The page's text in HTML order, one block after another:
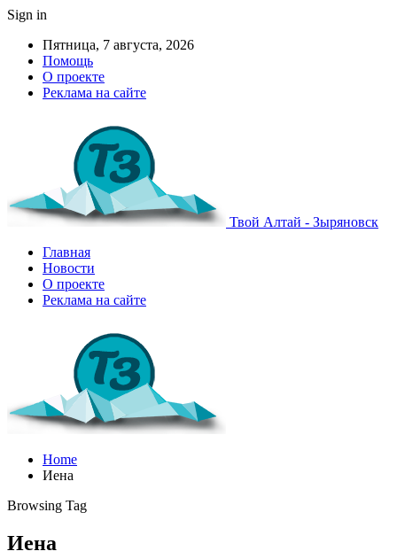
Sign in
Пятница, 7 августа, 2026
Помощь
О проекте
Реклама на сайте
Твой Алтай - Зыряновск
Главная
Новости
О проекте
Реклама на сайте
Home
Иена
Browsing Tag
Иена